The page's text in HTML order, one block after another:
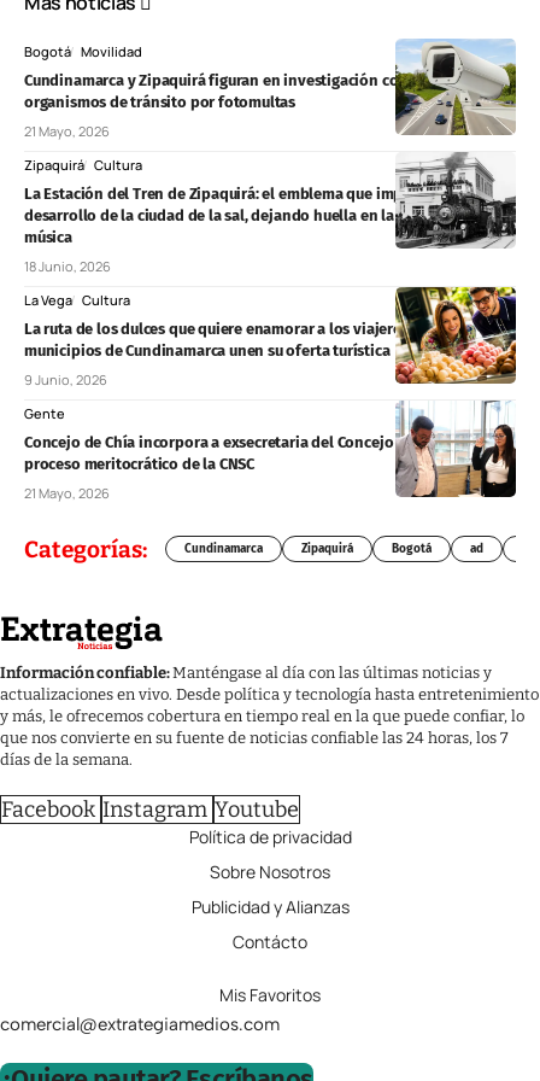
Bogotá Movilidad
Cundinamarca y Zipaquirá figuran en investigación contra 37
organismos de tránsito por fotomultas
21 Mayo, 2026
Zipaquirá Cultura
La Estación del Tren de Zipaquirá: el emblema que impulsó el
desarrollo de la ciudad de la sal, dejando huella en la literatura y la
música
18 Junio, 2026
La Vega Cultura
La ruta de los dulces que quiere enamorar a los viajeros: ocho
municipios de Cundinamarca unen su oferta turística
9 Junio, 2026
Gente
Concejo de Chía incorpora a exsecretaria del Concejo de Zipaquirá tras
proceso meritocrático de la CNSC
21 Mayo, 2026
Categorías: Cundinamarca Zipaquirá Bogotá ad
Información confiable:Manténgase al día con las últimas noticias y
actualizaciones en vivo. Desde política y tecnología hasta entretenimiento
y más, le ofrecemos cobertura en tiempo real en la que puede confiar, lo
que nos convierte en su fuente de noticias confiable las 24 horas, los 7
días de la semana.
Facebook Instagram Youtube
Política de privacidad
Sobre Nosotros
Publicidad y Alianzas
Contácto
Mis Favoritos
comercial@extrategiamedios.com